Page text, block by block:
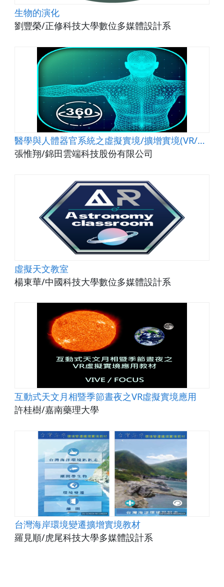
生物的演化
劉豐榮/正修科技大學數位多媒體設計系
醫學與人體器官系統之虛擬實境/擴增實境(VR/AR)教材開發計畫
張惟翔/錦田雲端科技股份有限公司
虛擬天文教室
楊東華/中國科技大學數位多媒體設計系
互動式天文月相暨季節晝夜之VR虛擬實境應用
許桂樹/嘉南藥理大學
台灣海岸環境變遷擴增實境教材
羅見順/虎尾科技大學多媒體設計系